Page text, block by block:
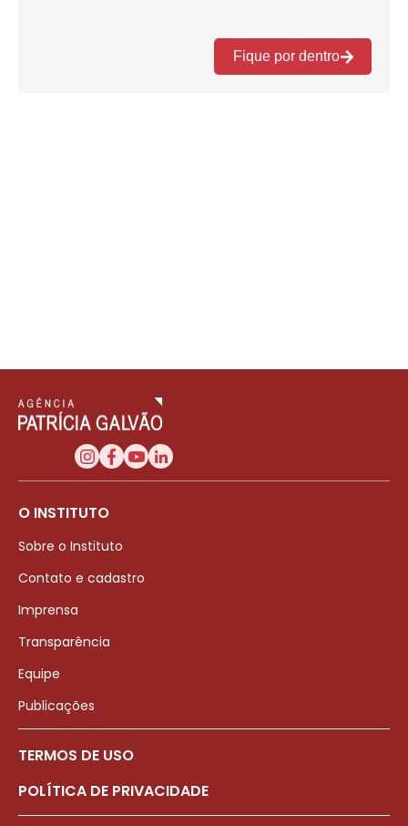
O INSTITUTO
Sobre o Instituto
Contato e cadastro
Imprensa
Transparência
Equipe
Publicações
TERMOS DE USO
POLÍTICA DE PRIVACIDADE